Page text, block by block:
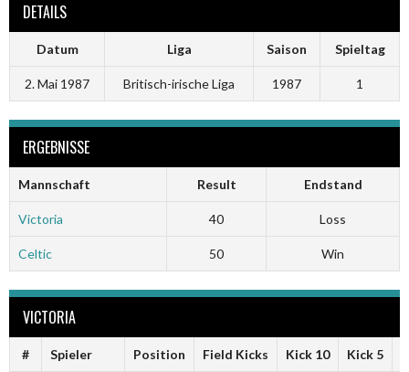
DETAILS
Datum Liga Saison Spieltag
2. Mai 1987 Britisch-irische Liga 1987 1
ERGEBNISSE
Mannschaft Result Endstand
Victoria 40 Loss
Celtic 50 Win
VICTORIA
# Spieler Position Field Kicks Kick 10 Kick 5